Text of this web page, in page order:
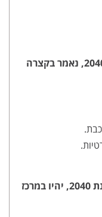
לעניין איך ייראה שוק הנדל"ן בשנת 2040, נאמר בקצרה
אז בנוגע לאיך ייראה שוק הנדל"ן בשנת 2040, יהיו במרכז